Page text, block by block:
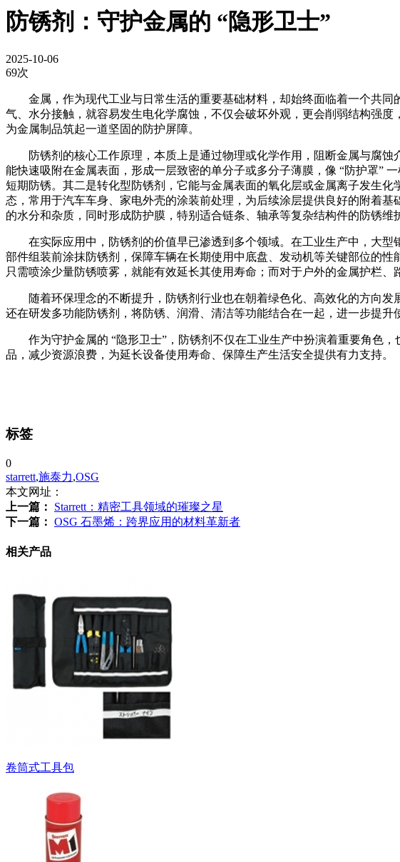
防锈剂：守护金属的 “隐形卫士”
2025-10-06
69次
金属，作为现代工业与日常生活的重要基础材料，却始终面临着一个共
气、水分接触，就容易发生电化学腐蚀，不仅会破坏外观，更会削弱结构强
为金属制品筑起一道坚固的防护屏障。
防锈剂的核心工作原理，本质上是通过物理或化学作用，阻断金属与腐
能快速吸附在金属表面，形成一层致密的单分子或多分子薄膜，像 “防护罩”
短期防锈。其二是转化型防锈剂，它能与金属表面的氧化层或金属离子发生
态，常用于汽车车身、家电外壳的涂装前处理，为后续涂层提供良好的附着
的水分和杂质，同时形成防护膜，特别适合链条、轴承等复杂结构件的防锈维
在实际应用中，防锈剂的价值早已渗透到多个领域。在工业生产中，大
部件组装前涂抹防锈剂，保障车辆在长期使用中底盘、发动机等关键部位的
只需喷涂少量防锈喷雾，就能有效延长其使用寿命；而对于户外的金属护栏
随着环保理念的不断提升，防锈剂行业也在朝着绿色化、高效化的方向
还在研发多功能防锈剂，将防锈、润滑、清洁等功能结合在一起，进一步提升
作为守护金属的 “隐形卫士”，防锈剂不仅在工业生产中扮演着重要角色
品，减少资源浪费，为延长设备使用寿命、保障生产生活安全提供有力支持。
标签
0
starrett,施泰力,OSG
本文网址：
上一篇：
Starrett：精密工具领域的璀璨之星
下一篇： OSG 石墨烯：跨界应用的材料革新者
相关产品
卷筒式工具包